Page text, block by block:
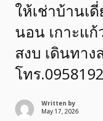
อสังหา ของมือส
บริการ
ให้เช่าบ้านเ
นอน เกาะแก้
สงบ เดินทาง
โทร
Written by
May 17, 2026